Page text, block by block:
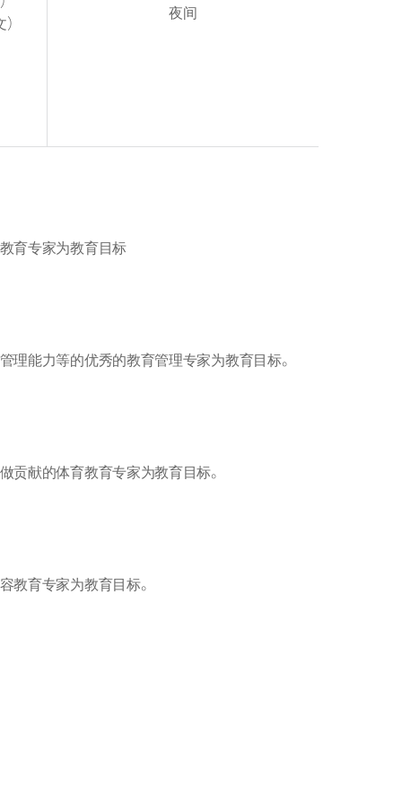
夜间
育专家为教育目标
能力等的优秀的教育管理专家为教育目标。
献的体育教育专家为教育目标。
育专家为教育目标。